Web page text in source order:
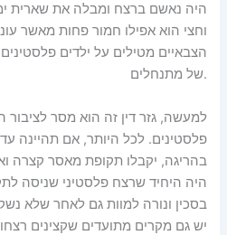
היה נאשם ברצח ומבלה את שארית
וחצי הוא אפילו חמור פחות מאשר
הצבאיים מטילים על ילדים
של מתנחלים.
למעשה, גזר דין זה הוא מסר לציבור
פלסטינים. לכל היותר, אם תהיינה
בהריגה, יקבלו תקופת מאסר קצרה
היה היחיד שרצח פלסטיני שניסה
בסכין ונורה למוות גם לאחר שלא
יש גם מקרים מתועדים שקצינים רצחו